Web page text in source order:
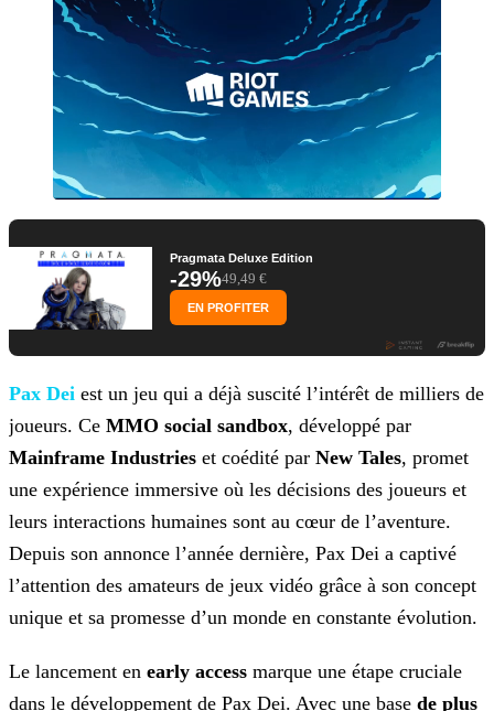
Pragmata Deluxe Edition
-29%49,49 €
EN PROFITER
Pax Dei est un jeu qui a déjà suscité l’intérêt de milliers de
joueurs. Ce MMO social sandbox, développé par
Mainframe Industries et coédité par New Tales, promet
une expérience immersive où les décisions des joueurs et
leurs interactions humaines sont au cœur de l’aventure.
Depuis son annonce l’année dernière, Pax Dei a captivé
l’attention des amateurs de jeux vidéo grâce à son concept
unique et sa promesse d’un monde en constante évolution.
Le lancement en early access marque une étape cruciale
dans le développement de Pax Dei. Avec une base de plus